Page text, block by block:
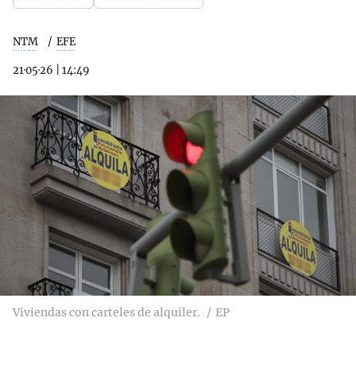
NTM EFE
21·05·26 14:49
Viviendas con carteles de alquiler. EP